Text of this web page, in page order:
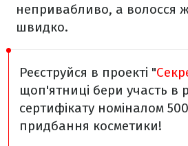
непривабливо, а волосся
швидко.
Реєструйся в проекті "
щоп'ятниці бери участь в
сертифікату номіналом
придбання косметики!